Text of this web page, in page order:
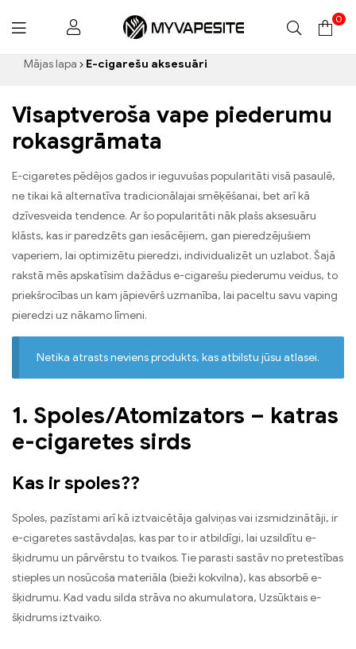
Myvapesite.de
0
Mājas lapa E-cigarešu aksesuāri
Visaptveroša vape piederumu
rokasgrāmata
E-cigaretes pēdējos gados ir ieguvušas popularitāti visā pasaulē,
ne tikai kā alternatīva tradicionālajai smēķēšanai, bet arī kā
dzīvesveida tendence. Ar šo popularitāti nāk plašs aksesuāru
klāsts, kas ir paredzēts gan iesācējiem, gan pieredzējušiem
vaperiem, lai optimizētu pieredzi, individualizēt un uzlabot. Šajā
rakstā mēs apskatīsim dažādus e-cigarešu piederumu veidus, to
priekšrocības un kam jāpievērš uzmanība, lai paceltu savu vaping
pieredzi uz nākamo līmeni.
Netika atrasts neviens produkts, kas atbilstu jūsu atlasei.
1. Spoles/Atomizators – katras
e-cigaretes sirds
Kas ir spoles??
Spoles, pazīstami arī kā iztvaicētāja galviņas vai izsmidzinātāji, ir
e-cigaretes sastāvdaļas, kas par to ir atbildīgi, lai uzsildītu e-
šķidrumu un pārvērstu to tvaikos. Tie parasti sastāv no pretestības
stieples un nosūcoša materiāla (bieži kokvilna), kas absorbē e-
šķidrumu. Kad vadu silda strāva no akumulatora, Uzsūktais e-
šķidrums iztvaiko.